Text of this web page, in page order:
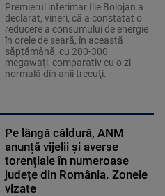
Premierul interimar Ilie Bolojan a
declarat, vineri, că a constatat o
reducere a consumului de energie
în orele de seară, în această
săptămână, cu 200-300
megawaţi, comparativ cu o zi
normală din anii trecuţi.
Pe lângă căldură, ANM
anunță vijelii și averse
torențiale în numeroase
județe din România. Zonele
vizate